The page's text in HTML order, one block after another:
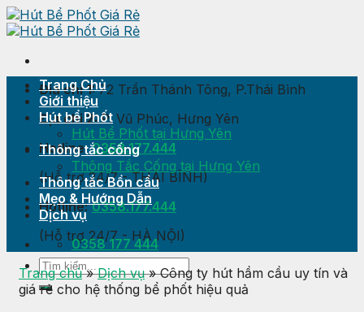
Skip
to
Địa chỉ 1:72 Trần Thánh Tông, P.Thái Bình
Địa chỉ 2:P. Vũ Phúc, Hưng Yên
Hotline: 0358.177.444
(Hỗ trợ 24/7 - THÁI BÌNH)
Hotline: 0358.177.444
(Hỗ trợ 24/7 - HÀ NỘI)
Trang Chủ
Giới thiệu
Hút bể Phốt
Hút Bể Phốt tại Hưng Yên
Thông tắc cống
Thông Tắc Cống tại Hưng Yên
Thông tắc Bồn cầu
Mẹo & Hướng Dẫn
Dịch vụ
0358 177 444
Trang chủ»Dịch vụ»Công ty hút hầm cầu uy tín và
giá rẻ cho hệ thống bể phốt hiệu quả